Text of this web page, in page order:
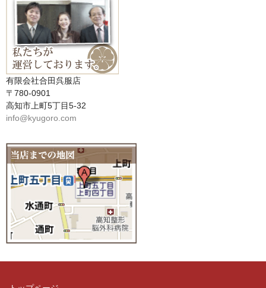
有限会社合田呉服店
〒780-0901
高知市上町5丁目5-32
info@kyugoro.com